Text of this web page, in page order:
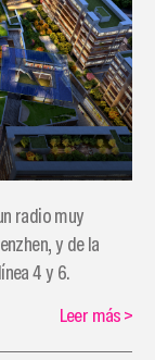
radio muy
y de la
4 y 6.
Leer más>